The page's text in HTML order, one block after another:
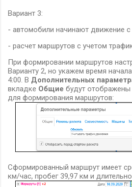
Вариант 3:
- автомобили начинают движение с
- расчет маршрутов с учетом
При формировании маршрутов
Варианту 2, но укажем время
4:00. В Дополнительных
вкладке Общие будут
для формирования маршрутов:
Сформированный маршрут имеет
км/час, пробег 39,97 км и